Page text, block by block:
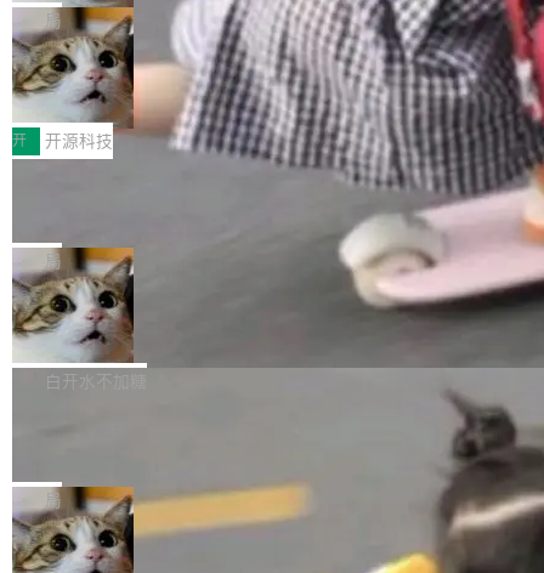
合。方案缺了、配置冲突了、全 null 了。要知道
哪些组合有效，作者说，你得靠"文档、校验、或
者部落知识"。 换个写法。Rust 的 enum，两个
变体：Switchable...
re OS，一个带连接器的聊天机器人，跟其他所
有科技公司做的一样。只不过，实际上它不一
样。这是 Sandstorm.io 的重制版，我十年前的
那个创业公司。不同的是，这次它构建在 Cloudf
lare Workers 上——我花了九年时间搭建的平台
——并且深度集成了 AI。这基本上是我十年秘密
目 Celld，一个能在自己机器上运行 Cloudflare
Workers 和 Durable Objects 的守护进程。 设
计思路很直接：每个对象是一个独立的 SQLite
数据库，按名称寻址，复制到你自己的 S3 兼容
存储库里。节点之间只通过这个存储库协调——
没有控制平面，没有共识协议。每个对象自带一
个小型数据库，应用天然按分片构建，单个数据
库的竞争和爆炸半径问题在设计层面就被消除
了。 闲置的 cell 会休眠到几乎不占资源。当 cel
l 迁移或唤醒时，新宿主从 S3 恢复 SQLite 数据
库继续执行。存储库是持久化的唯一真相...
局
鲁大师7月新机性能/流畅/AI榜：vivo夺
性能、流畅双第一，三星Galaxy Z系列
新折叠缺席
2026年7月的手机市场，由于存储等硬件成本暴
增，手机厂商的日子也不好过啊，新机速度明显
放缓，因此硝烟味淡了许多。新机参数规格除开
高价的三星折叠（三星Galaxy Z Fold8 Ultra / Z
Fold8 / Z Flip8）外，其余要么是中低端机器，
例如iQOO Z11i、REDMI Note 17、REDMI No
te 17 Pro、OPPO K15，要么是vivo X300 E这
样的次旗舰。 Galaxy Z Fold8 Ultra / Z Fold8 /
Z Flip8三款折叠屏新机均在7月22日发布，且全
部搭载骁龙8 Elite Gen5 for Galaxy，它们本该
开 开源科技
Zed 编辑器团队发布了新项目——DeltaDB，一
个在 git commit 之间记录每一次编辑操作的版
本控制系统。目前处于 Early Access 阶段。 De
ltaDB 的核心思路直接写在 landing page 最显
眼的位置：「Software is made between com
mits」——软件是在 commit 之间写出来的。git
是把这段空隙补上。 回退到任何一次编辑：Delt
aDB 捕获 commit 之间的每一次操作，...
局
SpaceXAI 单季资本开支达 183 亿美元
根据风险投资人Tomer Tunguz 博客（VC 分
析）披露的最新分析与第二季度业绩报告，Spac
微软同期总资本开支的四成。 与亚马逊、Alpha
bet、微软以及 Meta 等传统科技巨头相比，Spa
ceXAI的资金消耗速度尤为引人瞩目。然而，支
白开水不加糖
一个在终端里运行的编程 agent；Muse Spark
1.2，驱动这个 agent 的新模型。一句话概括：
你可以用 curl -fsSL https://dev.meta.ai/install.
局
美团开源 LoHoSearch，用知识图谱校